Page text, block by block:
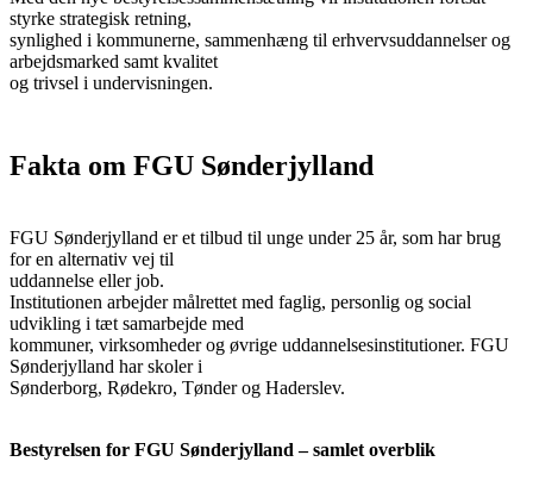
styrke strategisk retning,
synlighed i kommunerne, sammenhæng til erhvervsuddannelser og
arbejdsmarked samt kvalitet
og trivsel i undervisningen.
Fakta om FGU Sønderjylland
FGU Sønderjylland er et tilbud til unge under 25 år, som har brug
for en alternativ vej til
uddannelse eller job.
Institutionen arbejder målrettet med faglig, personlig og social
udvikling i tæt samarbejde med
kommuner, virksomheder og øvrige uddannelsesinstitutioner. FGU
Sønderjylland har skoler i
Sønderborg, Rødekro, Tønder og Haderslev.
Bestyrelsen for FGU Sønderjylland – samlet overblik